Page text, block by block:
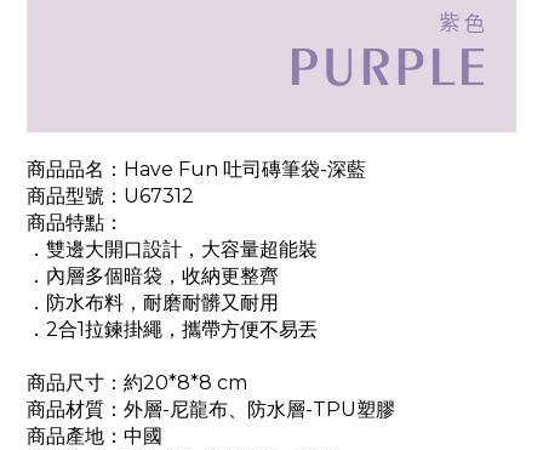
商品品名：Have Fun 吐司磚筆袋-深藍
商品型號：U67312
商品特點：
．雙邊大開口設計，大容量超能裝
．內層多個暗袋，收納更整齊
．防水布料，耐磨耐髒又耐用
．2合1拉鍊掛繩，攜帶方便不易丟
商品尺寸：約20*8*8 cm
商品材質：外層-尼龍布、防水層-TPU塑膠
商品產地：中國